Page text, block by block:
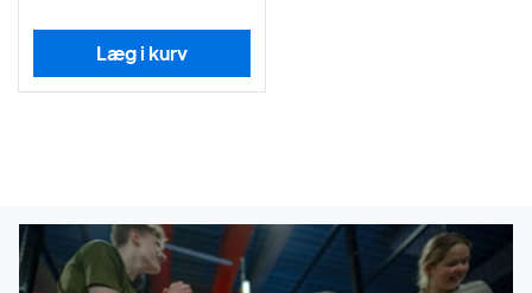
Læg i kurv